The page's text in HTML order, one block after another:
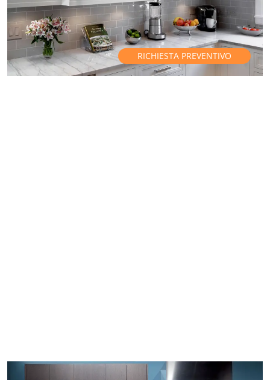
RICHIESTA PREVENTIVO